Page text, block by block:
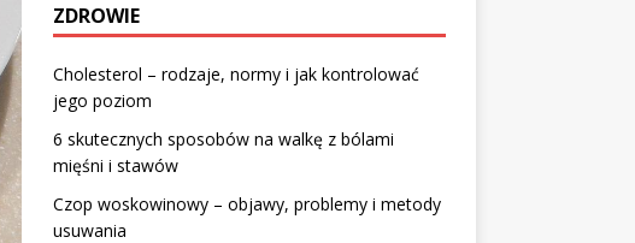
ZDROWIE
Cholesterol – rodzaje, normy i jak kontrolować
jego poziom
6 skutecznych sposobów na walkę z bólami
mięśni i stawów
Czop woskowinowy – objawy, problemy i metody
usuwania